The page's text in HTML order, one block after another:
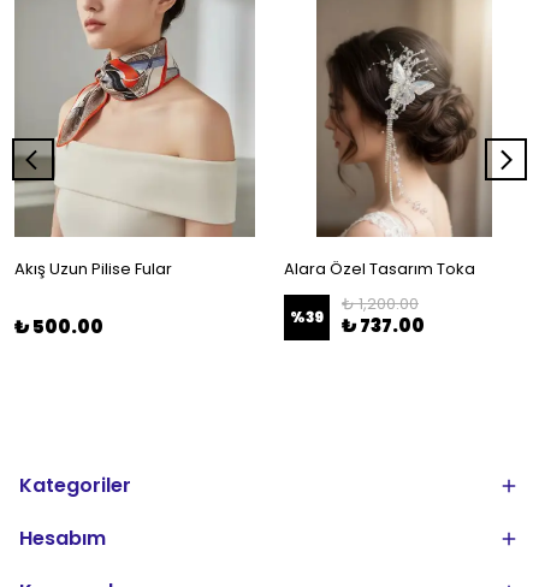
Akış Uzun Pilise Fular
₺ 500.00
Alara Özel Tasarım Toka
%39
₺ 1,200.00
₺ 737.00
Kategoriler
Hesabım